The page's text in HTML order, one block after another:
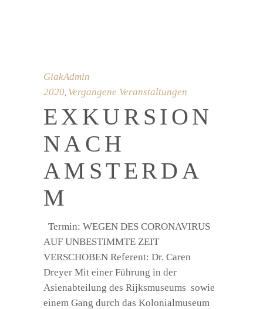
GiakAdmin
2020 Vergangene Veranstaltungen
EXKURSION
NACH
AMSTERDA
M
Termin: WEGEN DES CORONAVIRUS
AUF UNBESTIMMTE ZEIT
VERSCHOBEN Referent: Dr. Caren
Dreyer Mit einer Führung in der
Asienabteilung des Rijksmuseums sowie
einem Gang durch das Kolonialmuseum